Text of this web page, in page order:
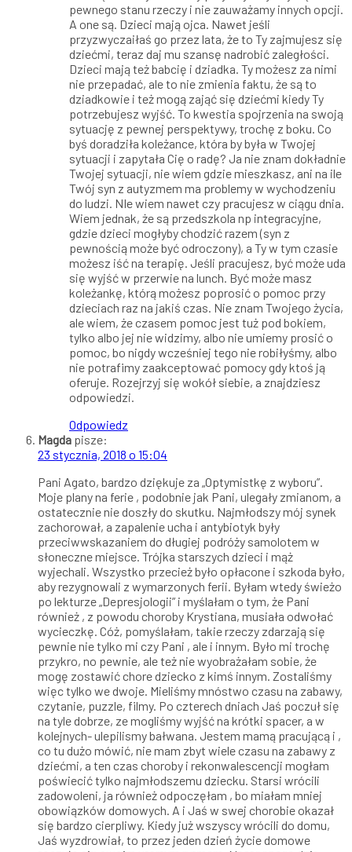
pewnego stanu rzeczy i nie zauważamy innych opcji.
A one są. Dzieci mają ojca. Nawet jeśli
przyzwyczaiłaś go przez lata, że to Ty zajmujesz się
dziećmi, teraz daj mu szansę nadrobić zaległości.
Dzieci mają też babcię i dziadka. Ty możesz za nimi
nie przepadać, ale to nie zmienia faktu, że są to
dziadkowie i też mogą zająć się dziećmi kiedy Ty
potrzebujesz wyjść. To kwestia spojrzenia na swoją
sytuację z pewnej perspektywy, trochę z boku. Co
byś doradziła koleżance, która by była w Twojej
sytuacji i zapytała Cię o radę? Ja nie znam dokładnie
Twojej sytuacji, nie wiem gdzie mieszkasz, ani na ile
Twój syn z autyzmem ma problemy w wychodzeniu
do ludzi. NIe wiem nawet czy pracujesz w ciągu dnia.
Wiem jednak, że są przedszkola np integracyjne,
gdzie dzieci mogłyby chodzić razem (syn z
pewnością może być odroczony), a Ty w tym czasie
możesz iść na terapię. Jeśli pracujesz, być może uda
się wyjść w przerwie na lunch. Być może masz
koleżankę, którą możesz poprosić o pomoc przy
dzieciach raz na jakiś czas. Nie znam Twojego życia,
ale wiem, że czasem pomoc jest tuż pod bokiem,
tylko albo jej nie widzimy, albo nie umiemy prosić o
pomoc, bo nigdy wcześniej tego nie robiłyśmy, albo
nie potrafimy zaakceptować pomocy gdy ktoś ją
oferuje. Rozejrzyj się wokół siebie, a znajdziesz
odpowiedzi.
Odpowiedz
Magda pisze:
23 stycznia, 2018 o 15:04
Pani Agato, bardzo dziękuje za „Optymistkę z wyboru”.
Moje plany na ferie , podobnie jak Pani, ulegały zmianom, a
ostatecznie nie doszły do skutku. Najmłodszy mój synek
zachorował, a zapalenie ucha i antybiotyk były
przeciwwskazaniem do długiej podróży samolotem w
słoneczne miejsce. Trójka starszych dzieci i mąż
wyjechali. Wszystko przecież było opłacone i szkoda było,
aby rezygnowali z wymarzonych ferii. Byłam wtedy świeżo
po lekturze „Depresjologii” i myślałam o tym, że Pani
również , z powodu choroby Krystiana, musiała odwołać
wycieczkę. Cóż, pomyślałam, takie rzeczy zdarzają się
pewnie nie tylko mi czy Pani , ale i innym. Było mi trochę
przykro, no pewnie, ale też nie wyobrażałam sobie, że
mogę zostawić chore dziecko z kimś innym. Zostaliśmy
więc tylko we dwoje. Mieliśmy mnóstwo czasu na zabawy,
czytanie, puzzle, filmy. Po czterech dniach Jaś poczuł się
na tyle dobrze, ze mogliśmy wyjść na krótki spacer, a w
kolejnych- ulepilismy bałwana. Jestem mamą pracującą i ,
co tu dużo mówić, nie mam zbyt wiele czasu na zabawy z
dziećmi, a ten czas choroby i rekonwalescencji mogłam
poświecić tylko najmłodszemu dziecku. Starsi wrócili
zadowoleni, ja również odpoczęłam , bo miałam mniej
obowiązków domowych. A i Jaś w swej chorobie okazał
się bardzo cierpliwy. Kiedy już wszyscy wrócili do domu,
Jaś wyzdrowiał, to przez jeden dzień życie domowe